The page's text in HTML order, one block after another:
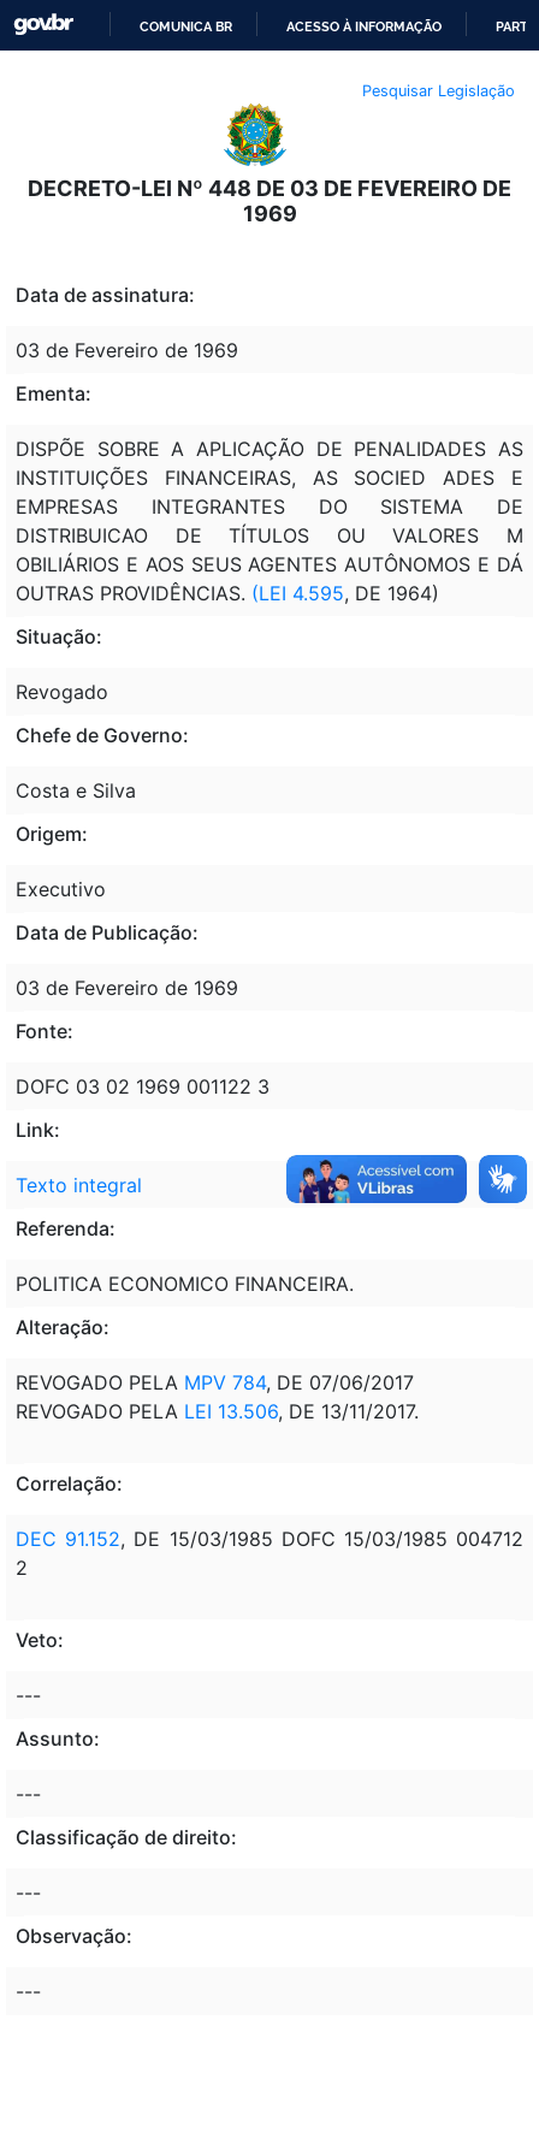
O
CONTEÚDO
COMUNICA BR ACESSO À INFORMAÇÃO
Pesquisar Legislação
DECRETO-LEI Nº 448 DE 03 DE FEVEREIRO DE
1969
Data de assinatura:
03 de Fevereiro de 1969
Ementa:
DISPÕE SOBRE A APLICAÇÃO DE PENALIDADES AS
INSTITUIÇÕES FINANCEIRAS, AS SOCIED ADES E
EMPRESAS INTEGRANTES DO SISTEMA DE
DISTRIBUICAO DE TÍTULOS OU VALORES M
OBILIÁRIOS E AOS SEUS AGENTES AUTÔNOMOS E DÁ
OUTRAS PROVIDÊNCIAS. (LEI 4.595, DE 1964)
Situação:
Revogado
Chefe de Governo:
Costa e Silva
Origem:
Executivo
Data de Publicação:
03 de Fevereiro de 1969
Fonte:
DOFC 03 02 1969 001122 3
Link:
Texto integral
Referenda:
POLITICA ECONOMICO FINANCEIRA.
Alteração:
REVOGADO PELA MPV 784, DE 07/06/2017
REVOGADO PELA LEI 13.506, DE 13/11/2017.
Correlação:
DEC 91.152, DE 15/03/1985 DOFC 15/03/1985 004712
2
Veto:
---
Assunto:
---
Classificação de direito:
---
Observação:
---